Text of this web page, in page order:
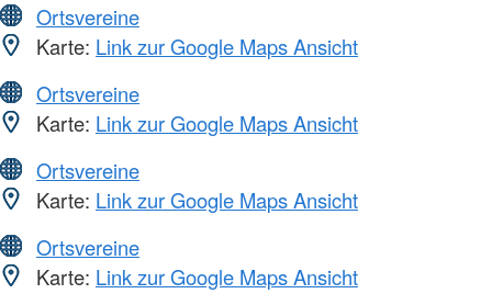
Ortsvereine
Karte: Link zur Google Maps Ansicht
Ortsvereine
Karte: Link zur Google Maps Ansicht
Ortsvereine
Karte: Link zur Google Maps Ansicht
Ortsvereine
Karte: Link zur Google Maps Ansicht